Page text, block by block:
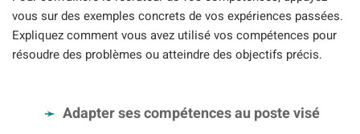
vous sur des exemples concrets de vos expériences passées.
Expliquez comment vous avez utilisé vos compétences pour
résoudre des problèmes ou atteindre des objectifs précis.
Adapter ses compétences au poste visé